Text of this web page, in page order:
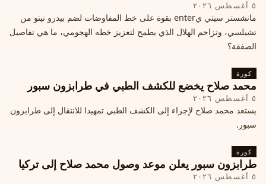
٥ أغسطس ٢٠٢٦
مانشستر سيتي يenter بقوة على خط المفاوضات لضم بيدرو نيتو من
تشيلسي، وتزاحم الهلال الذي يطمح لتعزيز خطه الهجومي، ما هي تفاصيل
الصفقة؟
كورة
محمد صلاح يخضع للكشف الطبي في طرابزون سبور
٥ أغسطس ٢٠٢٦
يستعد محمد صلاح لإجراء إلى الكشف الطبي تمهيدا للانتقال إلى طرابزون
سبور.
كورة
طرابزون سبور يعلن موعد وصول محمد صلاح إلى تركيا
٥ أغسطس ٢٠٢٦